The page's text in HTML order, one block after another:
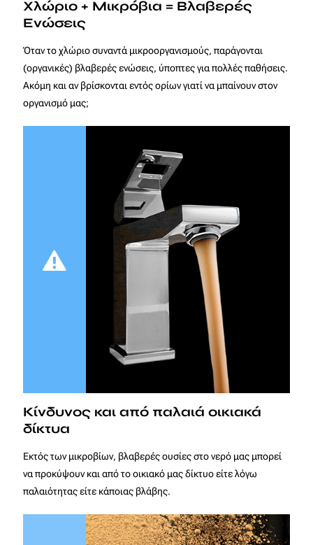
Χλώριο + Μικρόβια = Βλαβερές
Ενώσεις
Όταν το χλώριο συναντά μικροοργανισμούς, παράγονται
(οργανικές) βλαβερές ενώσεις, ύποπτες για πολλές παθήσεις.
Ακόμη και αν βρίσκονται εντός ορίων γιατί να μπαίνουν στον
οργανισμό μας;
Κίνδυνος και από παλαιά οικιακά
δίκτυα
Εκτός των μικροβίων, βλαβερές ουσίες στο νερό μας μπορεί
να προκύψουν και από το οικιακό μας δίκτυο είτε λόγω
παλαιότητας είτε κάποιας βλάβης.